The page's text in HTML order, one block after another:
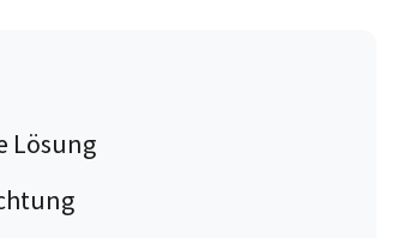
Lösung